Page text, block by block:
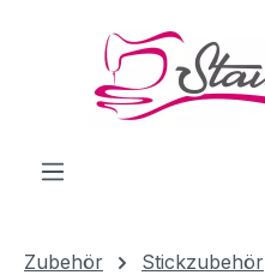
Zum Hauptinhalt springen
Zubehör Stickzubehör